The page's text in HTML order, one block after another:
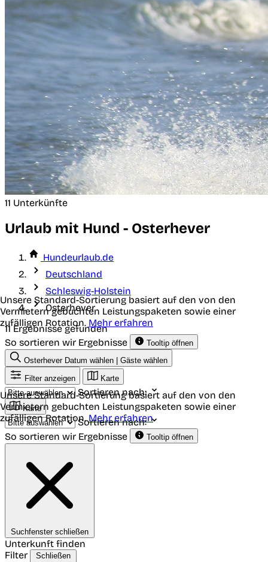
11 Unterkünfte
Urlaub mit Hund - Osterhever
Hundeurlaub.de
Deutschland
Schleswig-Holstein
Osterhever
11 Ergebnisse gefunden
So sortieren wir Ergebnisse
Tooltip öffnen
Unsere Standard-Sortierung basiert auf den von den
Vermietern gebuchten Leistungspaketen sowie einer
zufälligen Rotation. Mehr erfahren
Osterhever Datum wählen | Gäste wählen
Filter anzeigen
Karte
Sortieren nach:
Karte
Sortieren nach:
So sortieren wir Ergebnisse
Tooltip öffnen
Unsere Standard-Sortierung basiert auf den von den
Vermietern gebuchten Leistungspaketen sowie einer
zufälligen Rotation.Mehr erfahren
Suchfenster schließen
Unterkunft finden
Filter
Schließen